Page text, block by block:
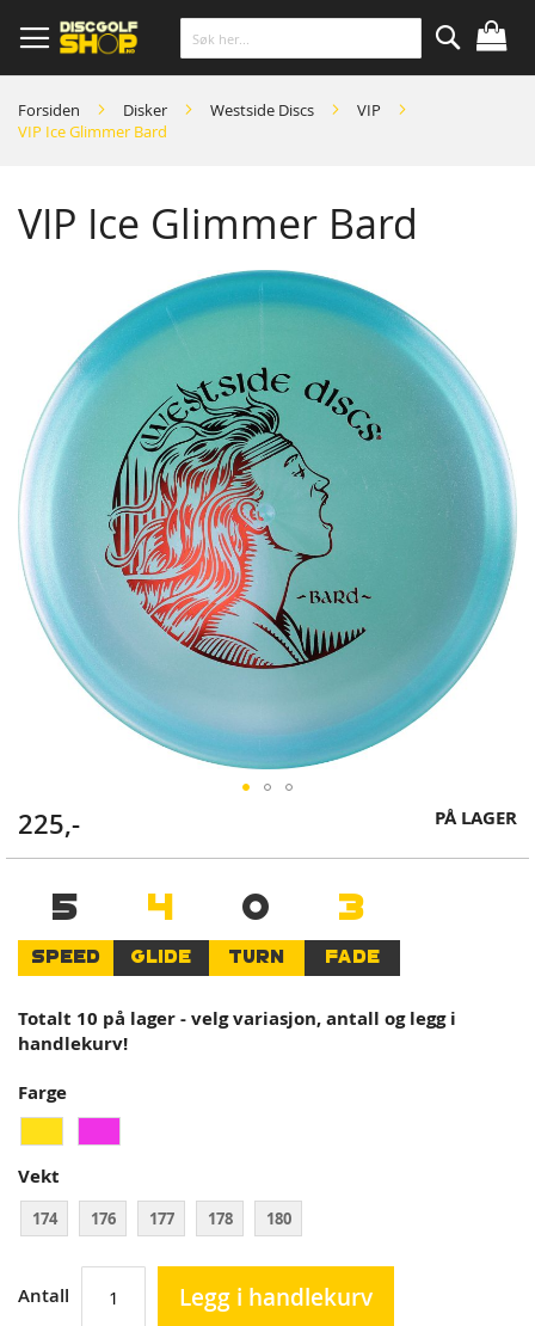
to
Content
Søk
Forsiden Disker Westside Discs
VIP
VIP Ice Glimmer Bard
VIP Ice Glimmer Bard
the
images
gallery
Skip
to
the
beginning
the
images
225,- PÅ LAGER
5
SPEED
4
GLIDE
0
TURN
3
FADE
Totalt 10 på lager - velg variasjon, antall og legg i
handlekurv!
Farge
Vekt
174 176 177 178 180
Antall Legg i handlekurv